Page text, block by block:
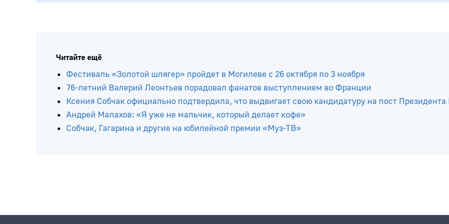
Читайте ещё
Фестиваль «Золотой шлягер» пройдет в Могилеве с 26 октября по 3 ноября
76-летний Валерий Леонтьев порадовал фанатов выступлением во Франции
Ксения Собчак официально подтвердила, что выдвигает свою кандидатуру на пост
Андрей Малахов: «Я уже не мальчик, который делает кофе»
Собчак, Гагарина и другие на юбилейной премии «Муз-ТВ»